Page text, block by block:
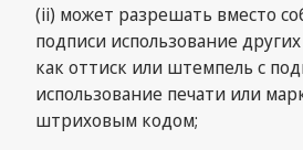
(ii) может разрешать вместо
подписи использование
как оттиск или штемпель с
использование печати или
штриховым кодом;